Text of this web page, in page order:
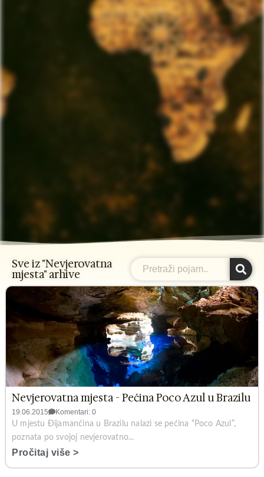
Sve iz "Nevjerovatna
mjesta" arhive
Search
Nevjerovatna mjesta - Pećina Poco Azul u Brazilu
19.06.2015
Komentari: 0
U mjestu Đijamanćina u Brazilu nalazi se pećina “Poco Azul”,
poznata po svojoj nevjerovatno...
Pročitaj više >